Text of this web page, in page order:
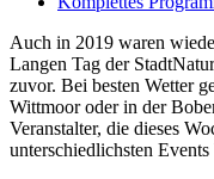
Auch in 2019 waren
Langen Tag der
zuvor. Bei besten Wetter
Wittmoor oder in der
Veranstalter, die dieses
unterschiedlichsten Events